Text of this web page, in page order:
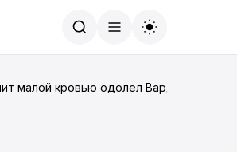
малой кровью одолел Вардар.